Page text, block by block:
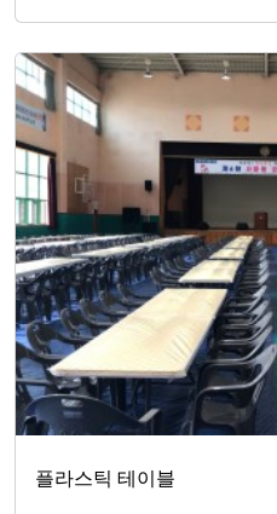
플라스틱 테이블